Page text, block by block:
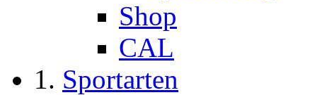
Shop
CAL
Sportarten